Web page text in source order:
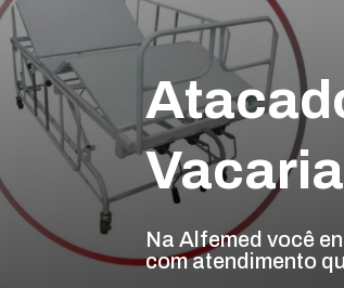
Vacaria
Na Alfemed você
com atendimento